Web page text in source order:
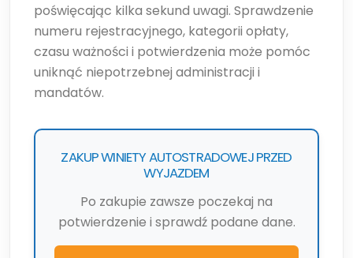
poświęcając kilka sekund uwagi. Sprawdzenie
numeru rejestracyjnego, kategorii opłaty,
czasu ważności i potwierdzenia może pomóc
uniknąć niepotrzebnej administracji i
mandatów.
ZAKUP WINIETY AUTOSTRADOWEJ PRZED
WYJAZDEM
Po zakupie zawsze poczekaj na
potwierdzenie i sprawdź podane dane.